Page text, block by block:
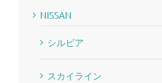
NISSAN
シルビア
スカイライン